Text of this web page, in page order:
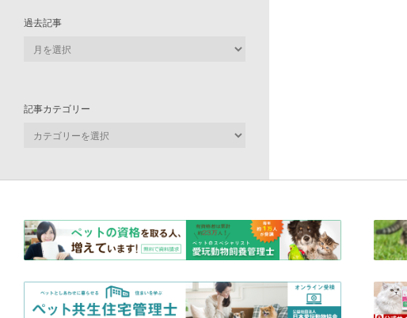
過去記事
記事カテゴリー
テ
ー